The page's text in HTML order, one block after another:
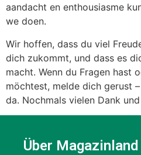
aandacht en enthousiasme
we doen.
Wir hoffen, dass du viel
dich zukommt, und dass es
macht. Wenn du Fragen hast
möchtest, melde dich gerust
da. Nochmals vielen Dank
Über Magazinland